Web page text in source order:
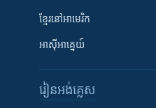
ខ្មែរ​នៅអាមេរិក
អាស៊ីអាគ្នេយ៍
រៀន​​អង់គ្លេស